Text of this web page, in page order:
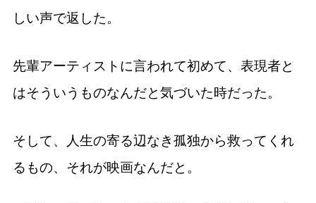
しい声で返した。
先輩アーティストに言われて初めて、表現者と
はそういうものなんだと気づいた時だった。
そして、人生の寄る辺なき孤独から救ってくれ
るもの、それが映画なんだと。